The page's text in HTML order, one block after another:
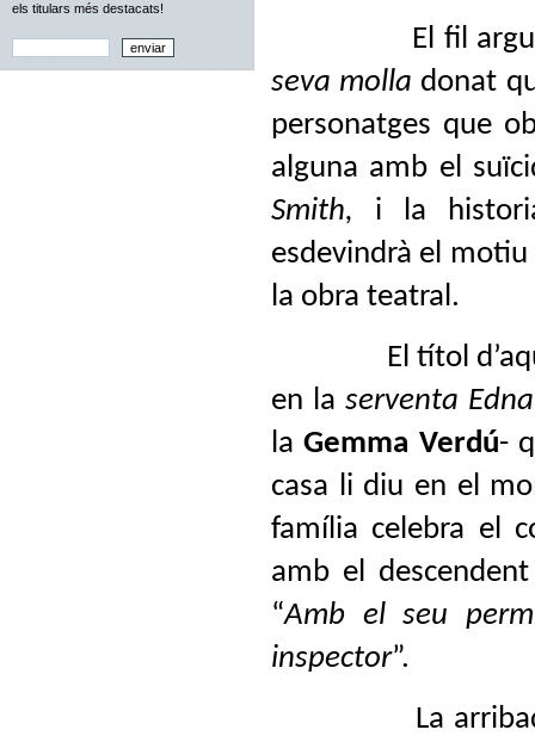
els titulars més destacats!
El fil
seva molla donat
personatges que
alguna amb el
Smith, i la
esdevindrà el motiu
la obra teatral.
El títol
en laserventa Edna
laGemma Verdú-
casa li diu en el
família celebra el
amb el
“Amb el seu
inspector”.
La